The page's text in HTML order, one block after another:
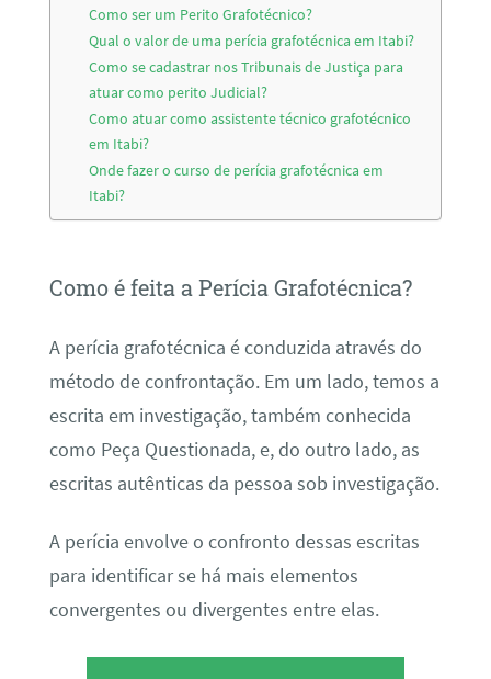
Como ser um Perito Grafotécnico?
Qual o valor de uma perícia grafotécnica em Itabi?
Como se cadastrar nos Tribunais de Justiça para
atuar como perito Judicial?
Como atuar como assistente técnico grafotécnico
em Itabi?
Onde fazer o curso de perícia grafotécnica em
Itabi?
Como é feita a Perícia Grafotécnica?
A perícia grafotécnica é conduzida através do
método de confrontação. Em um lado, temos a
escrita em investigação, também conhecida
como Peça Questionada, e, do outro lado, as
escritas autênticas da pessoa sob investigação.
A perícia envolve o confronto dessas escritas
para identificar se há mais elementos
convergentes ou divergentes entre elas.